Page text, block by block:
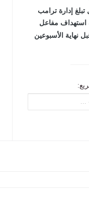
تبلغ إدارة ترامب
استهداف مفاعل
نهاية الأسبوعين